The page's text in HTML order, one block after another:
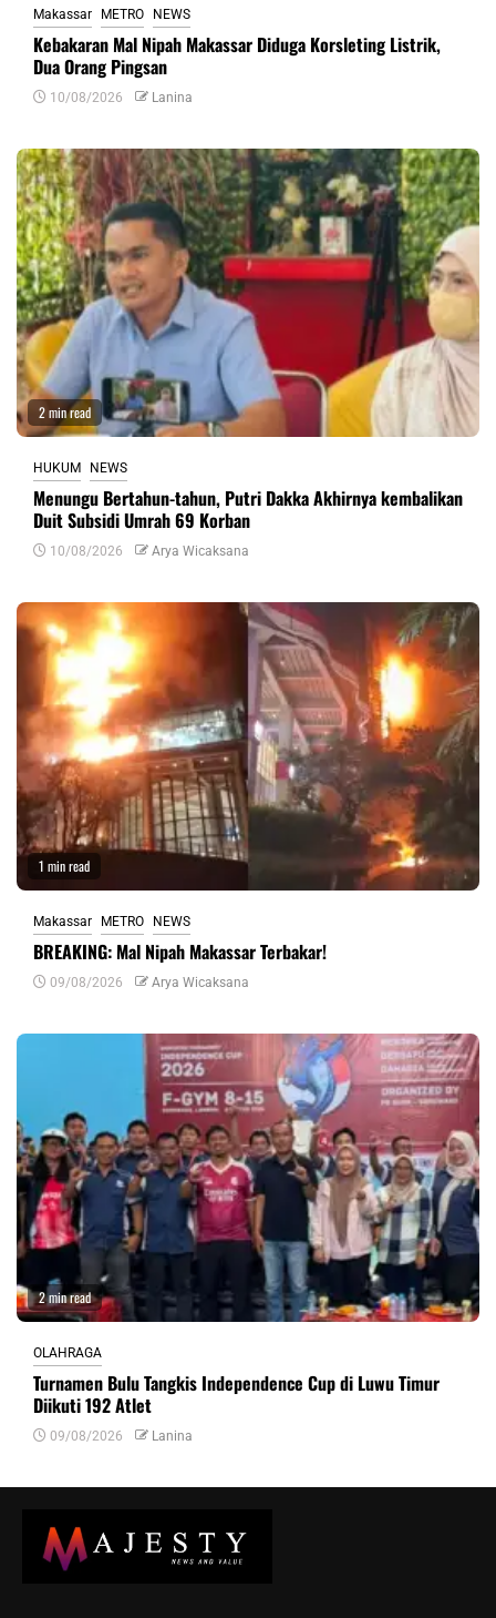
Makassar METRO NEWS
Kebakaran Mal Nipah Makassar Diduga Korsleting Listrik,
Dua Orang Pingsan
10/08/2026 Lanina
2 min read
HUKUM NEWS
Menungu Bertahun-tahun, Putri Dakka Akhirnya kembalikan
Duit Subsidi Umrah 69 Korban
10/08/2026 Arya Wicaksana
1 min read
Makassar METRO NEWS
BREAKING: Mal Nipah Makassar Terbakar!
09/08/2026 Arya Wicaksana
2 min read
OLAHRAGA
Turnamen Bulu Tangkis Independence Cup di Luwu Timur
Diikuti 192 Atlet
09/08/2026 Lanina